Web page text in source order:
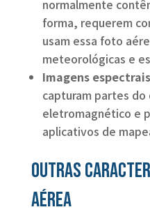
normalmente
forma, requerem
usam essa foto
meteorológicas e
Imagens espectrais
capturam partes
eletromagnético e
aplicativos de
Outras
Aérea